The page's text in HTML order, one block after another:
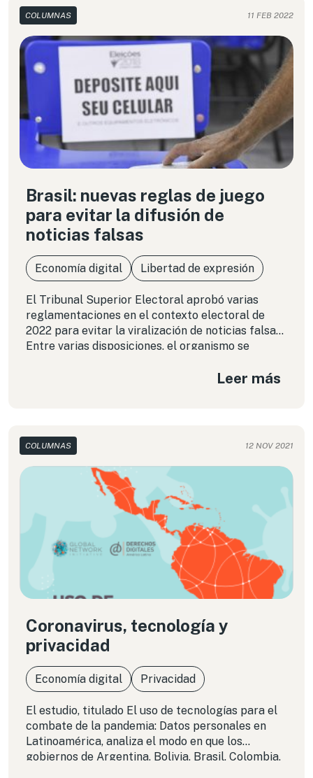
COLUMNAS 11 FEB 2022
Brasil: nuevas reglas de juego
para evitar la difusión de
noticias falsas
Economía digital Libertad de expresión
El Tribunal Superior Electoral aprobó varias
reglamentaciones en el contexto electoral de
2022 para evitar la viralización de noticias falsas.
Entre varias disposiciones, el organismo se
principales plataformas de comunicación. ¿Es
Leer más
COLUMNAS 12 NOV 2021
Coronavirus, tecnología y
privacidad
Economía digital Privacidad
El estudio, titulado El uso de tecnologías para el
combate de la pandemia: Datos personales en
Latinoamérica, analiza el modo en que los
gobiernos de Argentina, Bolivia, Brasil, Colombia,